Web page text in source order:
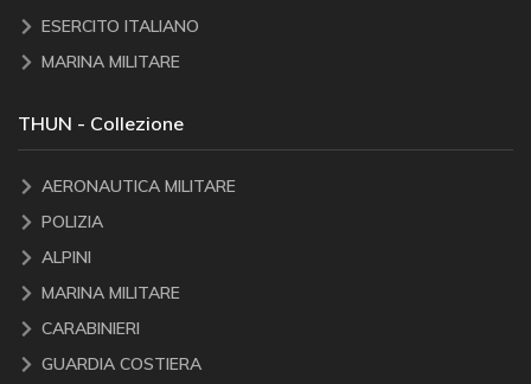
ESERCITO ITALIANO
MARINA MILITARE
THUN - Collezione
AERONAUTICA MILITARE
POLIZIA
ALPINI
MARINA MILITARE
CARABINIERI
GUARDIA COSTIERA